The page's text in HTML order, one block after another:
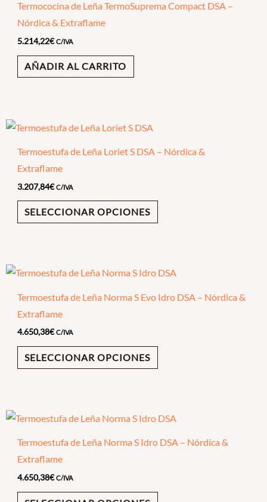
Termococina de Leña TermoSuprema Compact DSA –
Nórdica & Extraflame
5.214,22€ C/IVA
AÑADIR AL CARRITO
Termoestufa de Leña Loriet S DSA – Nórdica &
Extraflame
3.207,84€ C/IVA
SELECCIONAR OPCIONES
Termoestufa de Leña Norma S Evo Idro DSA – Nórdica &
Extraflame
4.650,38€ C/IVA
SELECCIONAR OPCIONES
Termoestufa de Leña Norma S Idro DSA – Nórdica &
Extraflame
4.650,38€ C/IVA